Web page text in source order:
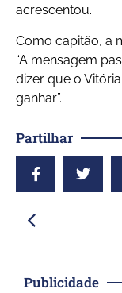
acrescentou.
Como capitão, a
“A mensagem
dizer que o
ganhar”.
Partilhar
Publicidade